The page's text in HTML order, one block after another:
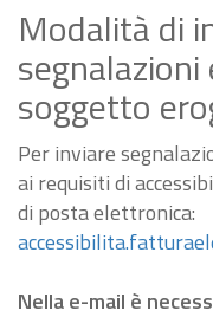
Modalità di
soggetto
Per inviare
ai requisiti di
di posta elettronica:
Nella e-mail è